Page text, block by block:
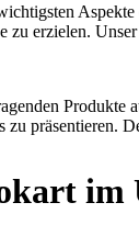
zu erzielen.
Produkte
zu präsentieren.
im